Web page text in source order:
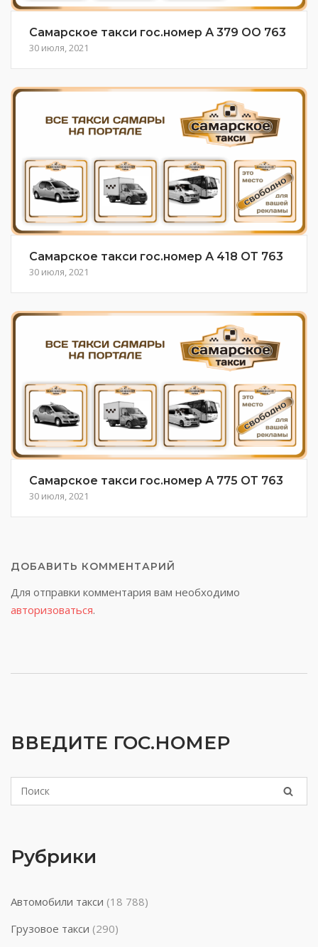
Самарское такси гос.номер А 379 ОО 763
30 июля, 2021
Самарское такси гос.номер А 418 ОТ 763
30 июля, 2021
Самарское такси гос.номер А 775 ОТ 763
30 июля, 2021
ДОБАВИТЬ КОММЕНТАРИЙ
Для отправки комментария вам необходимо
авторизоваться.
ВВЕДИТЕ ГОС.НОМЕР
Рубрики
Автомобили такси (18 788)
Грузовое такси (290)